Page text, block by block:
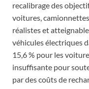
recalibrage des
voitures,
réalistes et
véhicules électriques
15,6 % pour les
insuffisante pour
par des coûts de